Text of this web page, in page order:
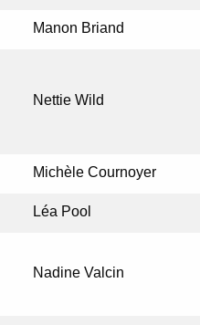
Manon Briand
Nettie Wild
Michèle Cournoyer
Léa Pool
Nadine Valcin